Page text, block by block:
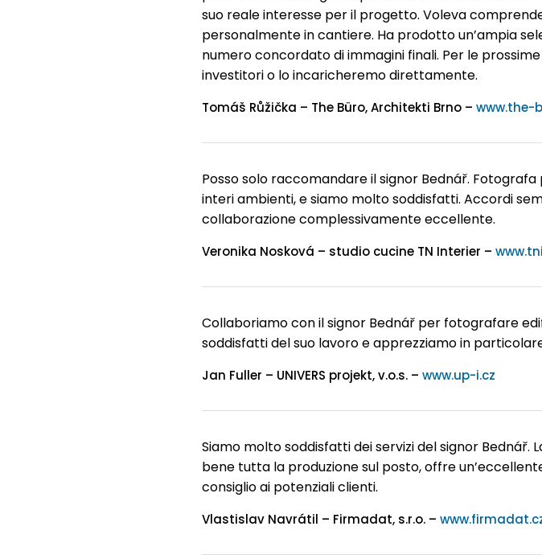
suo reale interesse per il progetto. Voleva
personalmente in cantiere. Ha prodotto un’ampia
numero concordato di immagini finali. Per le
investitori o lo incaricheremo direttamente.
Tomáš Růžička – The Büro, Architekti Brno – www.the-
Posso solo raccomandare il signor Bednář.
interi ambienti, e siamo molto soddisfatti. Accordi
collaborazione complessivamente eccellente.
Veronika Nosková – studio cucine TN Interier –
Collaboriamo con il signor Bednář per fotografare
soddisfatti del suo lavoro e apprezziamo in
Jan Fuller – UNIVERS projekt, v.o.s. – www.up-i.cz
Siamo molto soddisfatti dei servizi del signor
bene tutta la produzione sul posto, offre
consiglio ai potenziali clienti.
Vlastislav Navrátil – Firmadat, s.r.o. –